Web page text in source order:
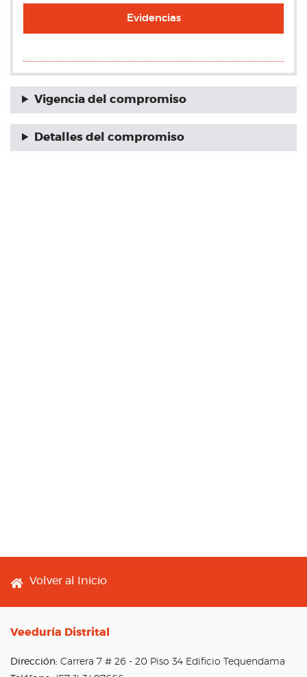
Evidencias
Vigencia del compromiso
Detalles del compromiso
Footer menu
Volver al Inicio
Veeduría Distrital
Dirección: Carrera 7 # 26 - 20 Piso 34 Edificio Tequendama